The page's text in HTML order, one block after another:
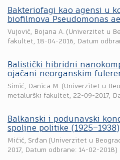
Bakteriofagi kao agensi u
biofilmova Pseudomonas
Vujović, Bojana A. (Univerzitet u
fakultet, 18-04-2016, Datum
Balistički hibridni
ojačani neorganskim
Simić, Danica M. (Univerzitet u
metalurški fakultet, 22-09-2017,
Balkanski i podunavski
spoljne politike (1925–1938)
Mićić, Srđan (Univerzitet u
2017, Datum odbrane: 14-02-2018)